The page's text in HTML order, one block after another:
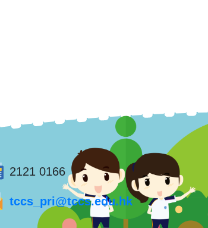
2121 0166
tccs_pri@tccs.edu.hk